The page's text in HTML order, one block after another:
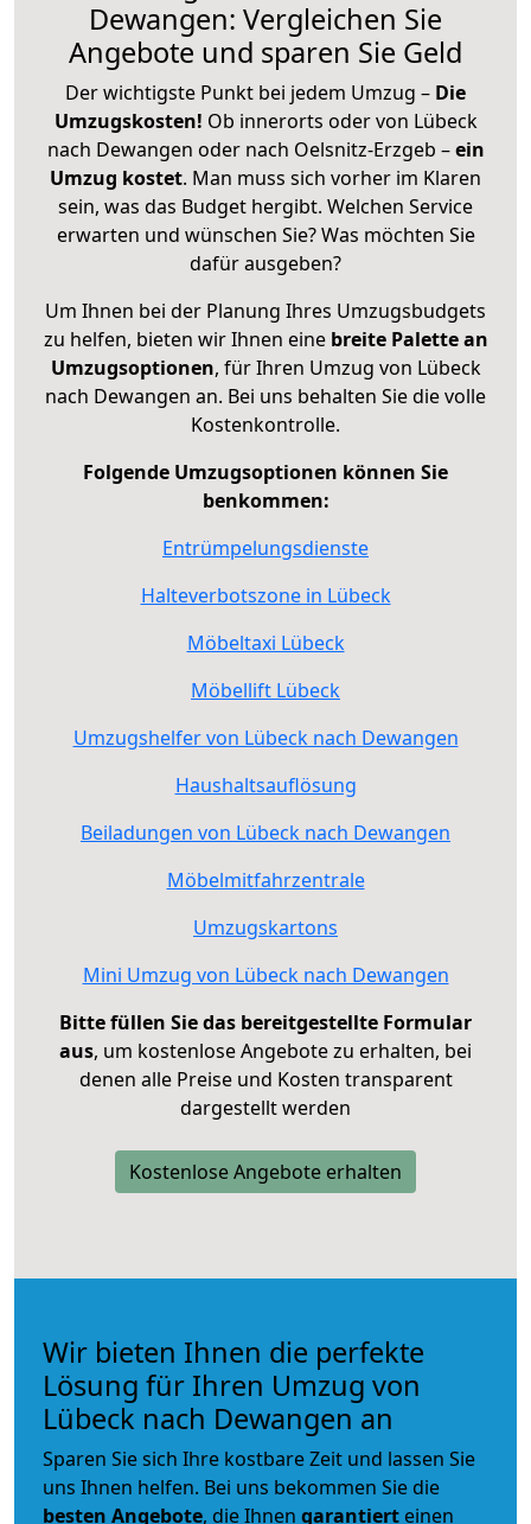
Dewangen: Vergleichen Sie
Angebote und sparen Sie Geld
Der wichtigste Punkt bei jedem Umzug – Die
Umzugskosten! Ob innerorts oder von Lübeck
nach Dewangen oder nach Oelsnitz-Erzgeb –ein
Umzug kostet. Man muss sich vorher im Klaren
sein, was das Budget hergibt. Welchen Service
erwarten und wünschen Sie? Was möchten Sie
dafür ausgeben?
Um Ihnen bei der Planung Ihres Umzugsbudgets
zu helfen, bieten wir Ihnen eine breite Palette an
Umzugsoptionen, für Ihren Umzug von Lübeck
nach Dewangen an. Bei uns behalten Sie die volle
Kostenkontrolle.
Folgende Umzugsoptionen können Sie
benkommen:
Entrümpelungsdienste
Halteverbotszone in Lübeck
Möbeltaxi Lübeck
Möbellift Lübeck
Umzugshelfer von Lübeck nach Dewangen
Haushaltsauflösung
Beiladungen von Lübeck nach Dewangen
Möbelmitfahrzentrale
Umzugskartons
Mini Umzug von Lübeck nach Dewangen
Bitte füllen Sie das bereitgestellte Formular
aus, um kostenlose Angebote zu erhalten, bei
denen alle Preise und Kosten transparent
dargestellt werden
Kostenlose Angebote erhalten
Wir bieten Ihnen die perfekte
Lösung für Ihren Umzug von
Lübeck nach Dewangen an
Sparen Sie sich Ihre kostbare Zeit und lassen Sie
uns Ihnen helfen. Bei uns bekommen Sie die
besten Angebote, die Ihnen garantiert einen